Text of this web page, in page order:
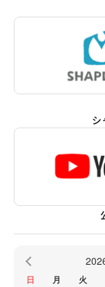
シ
日 月 火